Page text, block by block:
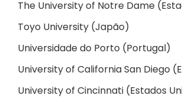
The University of Notre Dame
Toyo University (Japão)
Universidade do Porto (Portugal)
University of California San Diego
University of Cincinnati (Estados